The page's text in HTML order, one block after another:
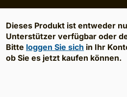
Dieses Produkt ist entweder
Unterstützer verfügbar oder
Bitte loggen Sie sich in Ihr
ob Sie es jetzt kaufen können.